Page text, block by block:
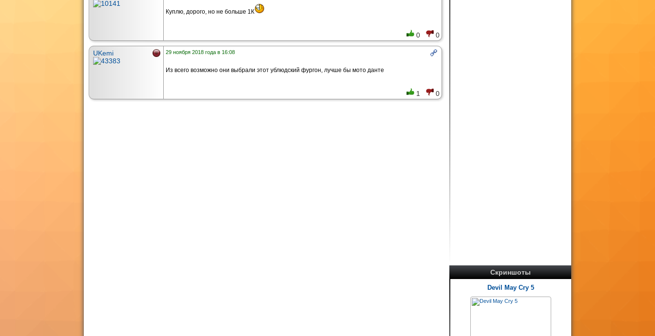
Скриншоты
Devil May Cry 5
Куплю, дорого, но не больше 1К
0 0
UKemi 29 ноября 2018 года в 16:08
Из всего возможно они выбрали этот ублюдский фургон, лучше бы мото данте
1 0